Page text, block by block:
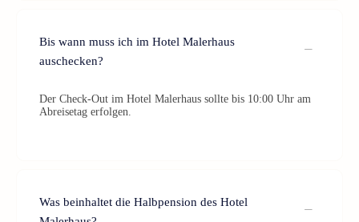
Bis wann muss ich im Hotel Malerhaus
auschecken?
Der Check-Out im Hotel Malerhaus sollte bis 10:00 Uhr am
Abreisetag erfolgen.
Was beinhaltet die Halbpension des Hotel